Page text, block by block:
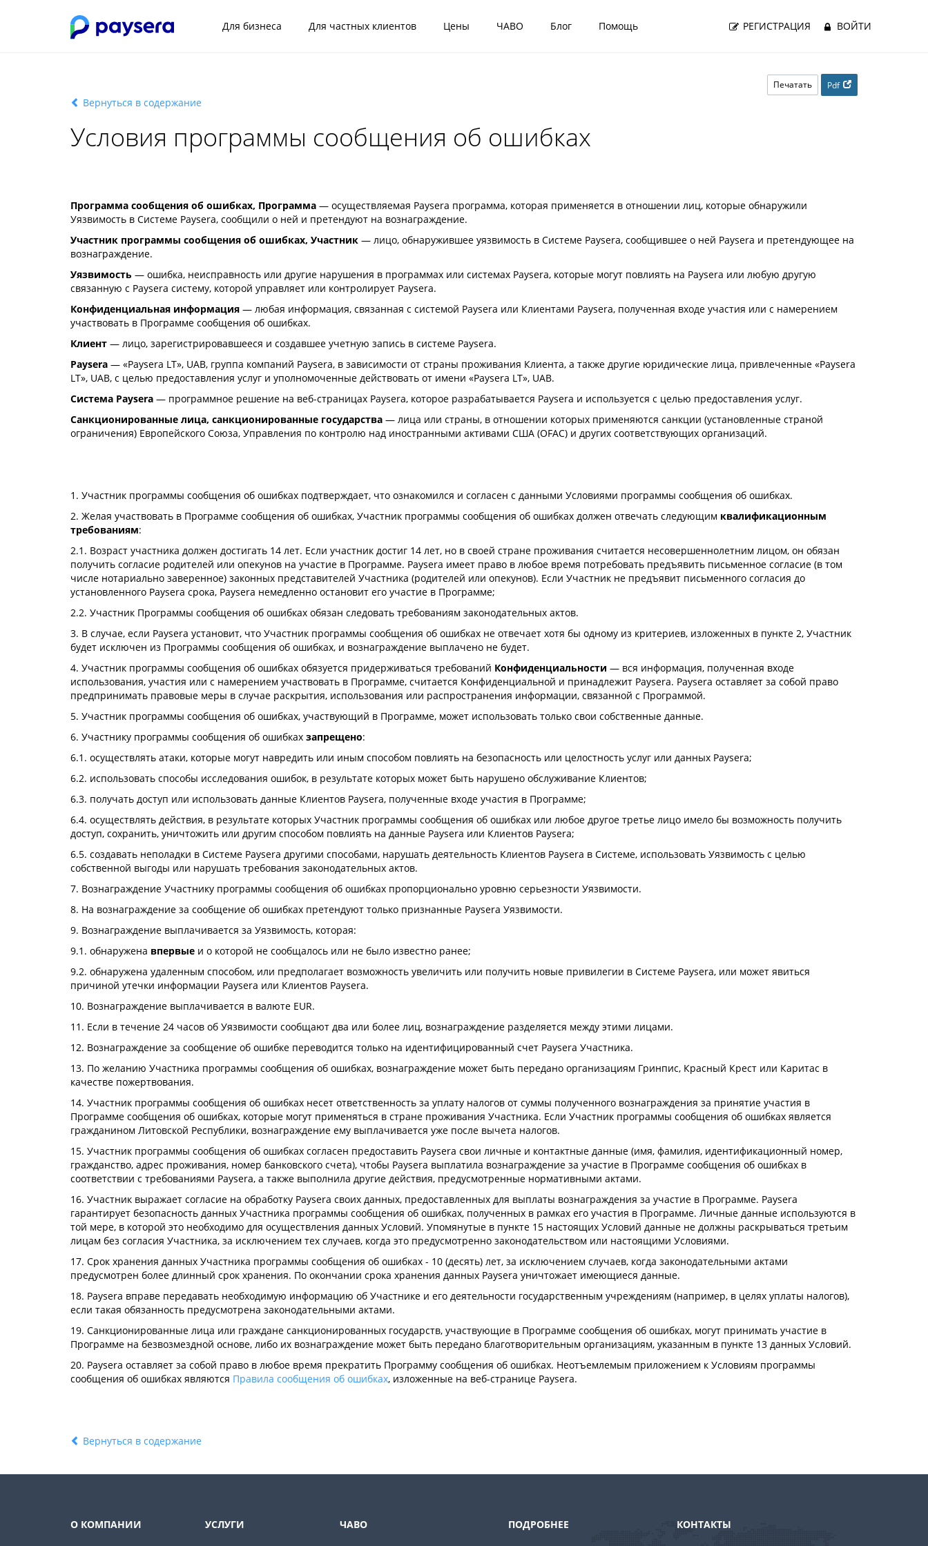
Для бизнеса Для частных клиентов Цены ЧАВО Блог Помощь РЕГИСТРАЦИЯ ВОЙТИ
Печатать Pdf
Вернуться в содержание
Условия программы сообщения об ошибках
Программа сообщения об ошибках, Программа — осуществляемая Paysera программа, которая применяется в отношении лиц, которые обнаружили
Уязвимость в Cистеме Paysera, сообщили о ней и претендуют на вознаграждение.
Участник программы сообщения об ошибках, Участник — лицо, обнаружившее уязвимость в Системе Paysera, сообщившее о ней Paysera и претендующее на
вознаграждение.
Уязвимость — ошибка, неисправность или другие нарушения в программах или системах Paysera, которые могут повлиять на Paysera или любую другую
связанную с Paysera систему, которой управляет или контролирует Paysera.
Конфиденциальная информация — любая информация, связанная с системой Paysera или Клиентами Paysera, полученная входе участия или с намерением
участвовать в Программе сообщения об ошибках.
Клиент — лицо, зарегистрировавшееся и создавшее учетную запись в системе Paysera.
Paysera — «Paysera LT», UAB, группа компаний Paysera, в зависимости от страны проживания Клиента, а также другие юридические лица, привлеченные «Paysera
LT», UAB, с целью предоставления услуг и уполномоченные действовать от имени «Paysera LT», UAB.
Система Paysera — программное решение на веб-страницах Paysera, которое разрабатывается Paysera и используется с целью предоставления услуг.
Санкционированные лица, санкционированные государства — лица или страны, в отношении которых применяются санкции (установленные страной
ограничения) Европейского Союза, Управления по контролю над иностранными активами США (OFAC) и других соответствующих организаций.
1. Участник программы сообщения об ошибках подтверждает, что ознакомился и согласен с данными Условиями программы сообщения об ошибках.
2. Желая участвовать в Программе сообщения об ошибках, Участник программы сообщения об ошибках должен отвечать следующим квалификационным
требованиям:
2.1. Возраст участника должен достигать 14 лет. Если участник достиг 14 лет, но в своей стране проживания считается несовершеннолетним лицом, он обязан
получить согласие родителей или опекунов на участие в Программе. Paysera имеет право в любое время потребовать предъявить письменное согласие (в том
числе нотариально заверенное) законных представителей Участника (родителей или опекунов). Если Участник не предъявит письменного согласия до
установленного Paysera срока, Paysera немедленно остановит его участие в Программе;
2.2. Участник Программы сообщения об ошибках обязан следовать требованиям законодательных актов.
3. В случае, если Paysera установит, что Участник программы сообщения об ошибках не отвечает хотя бы одному из критериев, изложенных в пункте 2, Участник
будет исключен из Программы сообщения об ошибках, и вознаграждение выплачено не будет.
4. Участник программы сообщения об ошибках обязуется придерживаться требований Конфиденциальности — вся информация, полученная входе
использования, участия или с намерением участвовать в Программе, считается Конфиденциальной и принадлежит Paysera. Paysera оставляет за собой право
предпринимать правовые меры в случае раскрытия, использования или распространения информации, связанной с Программой.
5. Участник программы сообщения об ошибках, участвующий в Программе, может использовать только свои собственные данные.
6. Участнику программы сообщения об ошибках запрещено:
6.1. осуществлять атаки, которые могут навредить или иным способом повлиять на безопасность или целостность услуг или данных Paysera;
6.2. использовать способы исследования ошибок, в результате которых может быть нарушено обслуживание Клиентов;
6.3. получать доступ или использовать данные Клиентов Paysera, полученные входе участия в Программе;
6.4. осуществлять действия, в результате которых Участник программы сообщения об ошибках или любое другое третье лицо имело бы возможность получить
доступ, сохранить, уничтожить или другим способом повлиять на данные Paysera или Клиентов Paysera;
6.5. создавать неполадки в Системе Paysera другими способами, нарушать деятельность Клиентов Paysera в Системе, использовать Уязвимость с целью
собственной выгоды или нарушать требования законодательных актов.
7. Вознаграждение Участнику программы сообщения об ошибках пропорционально уровню серьезности Уязвимости.
8. На вознаграждение за сообщение об ошибках претендуют только признанные Paysera Уязвимости.
9. Вознаграждение выплачивается за Уязвимость, которая:
9.1. обнаружена впервые и о которой не сообщалось или не было известно ранее;
9.2. обнаружена удаленным способом, или предполагает возможность увеличить или получить новые привилегии в Системе Paysera, или может явиться
причиной утечки информации Paysera или Клиентов Paysera.
10. Вознаграждение выплачивается в валюте EUR.
11. Если в течение 24 часов об Уязвимости сообщают два или более лиц, вознаграждение разделяется между этими лицами.
12. Вознаграждение за сообщение об ошибке переводится только на идентифицированный счет Paysera Участника.
13. По желанию Участника программы сообщения об ошибках, вознаграждение может быть передано организациям Гринпис, Красный Крест или Каритас в
качестве пожертвования.
14. Участник программы сообщения об ошибках несет ответственность за уплату налогов от суммы полученного вознаграждения за принятие участия в
Программе сообщения об ошибках, которые могут применяться в стране проживания Участника. Если Участник программы сообщения об ошибках является
гражданином Литовской Республики, вознаграждение ему выплачивается уже после вычета налогов.
15. Участник программы сообщения об ошибках согласен предоставить Paysera свои личные и контактные данные (имя, фамилия, идентификационный номер,
гражданство, адрес проживания, номер банковского счета), чтобы Paysera выплатила вознаграждение за участие в Программе сообщения об ошибках в
соответствии с требованиями Paysera, а также выполнила другие действия, предусмотренные нормативными актами.
16. Участник выражает согласие на обработку Paysera своих данных, предоставленных для выплаты вознаграждения за участие в Программе. Paysera
гарантирует безопасность данных Участника программы сообщения об ошибках, полученных в рамках его участия в Программе. Личные данные используются в
той мере, в которой это необходимо для осуществления данных Условий. Упомянутые в пункте 15 настоящих Условий данные не должны раскрываться третьим
лицам без согласия Участника, за исключением тех случаев, когда это предусмотренно законодательством или настоящими Условиями.
17. Срок хранения данных Участника программы сообщения об ошибках - 10 (десять) лет, за исключением случаев, когда законодательными актами
предусмотрен более длинный срок хранения. По окончании срока хранения данных Paysera уничтожает имеющиеся данные.
18. Paysera вправе передавать необходимую информацию об Участнике и его деятельности государственным учреждениям (например, в целях уплаты налогов),
если такая обязанность предусмотрена законодательными актами.
19. Санкционированные лица или граждане санкционированных государств, участвующие в Программе сообщения об ошибках, могут принимать участие в
Программе на безвозмездной основе, либо их вознаграждение может быть передано благотворительным организациям, указанным в пункте 13 данных Условий.
20. Paysera оставляет за собой право в любое время прекратить Программу сообщения об ошибках. Неотъемлемым приложением к Условиям программы
сообщения об ошибках являются Правила сообщения об ошибках, изложенные на веб-странице Paysera.
Вернуться в содержание
О КОМПАНИИ УСЛУГИ ЧАВО ПОДРОБНЕЕ КОНТАКТЫ